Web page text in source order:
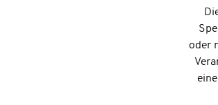
oder